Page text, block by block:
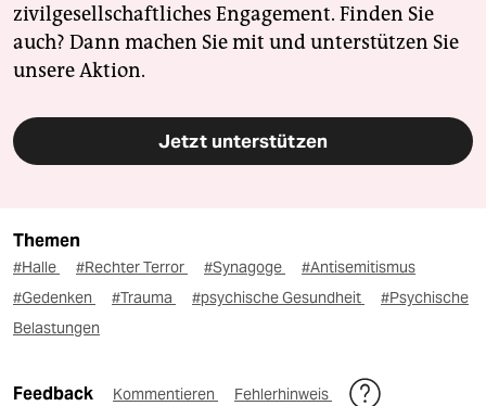
zivilgesellschaftliches Engagement. Finden Sie
auch? Dann machen Sie mit und unterstützen Sie
unsere Aktion.
Jetzt unterstützen
Themen
#Halle #Rechter Terror #Synagoge
#Antisemitismus
#Gedenken
#Trauma #psychische Gesundheit
#Psychische
Belastungen
Feedback Kommentieren Fehlerhinweis